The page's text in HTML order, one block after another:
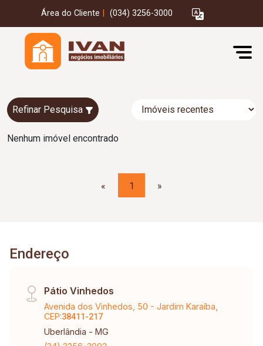
Área do Cliente (034) 3256-3000
Refinar Pesquisa
Nenhum imóvel encontrado
« 1 »
Endereço
Pátio Vinhedos
Avenida dos Vinhedos, 50 - Jardim Karaíba,
CEP:38411-217
Uberlândia - MG